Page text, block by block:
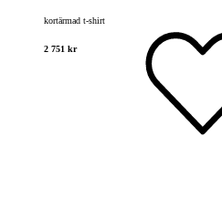
kortärmad t-shirt
2 751 kr